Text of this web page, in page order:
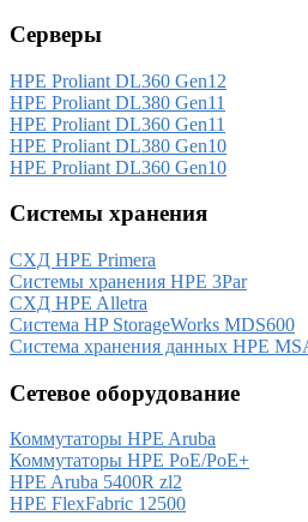
Серверы
HPE Proliant DL360 Gen12
HPE Proliant DL380 Gen11
HPE Proliant DL360 Gen11
HPE Proliant DL380 Gen10
HPE Proliant DL360 Gen10
Системы хранения
СХД HPE Primera
Системы хранения HPE 3Par
СХД HPE Alletra
Система HP StorageWorks MDS600
Система хранения данных HPE
Сетевое оборудование
Коммутаторы HPE Aruba
Коммутаторы HPE PoE/PoE+
HPE Aruba 5400R zl2
HPE FlexFabric 12500